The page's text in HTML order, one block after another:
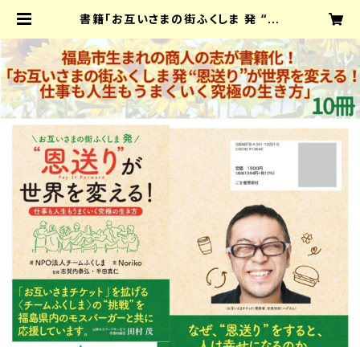
書籍「お互いさまの街ふくしま 発 “恩
うまくいく究極の生き方」 10冊 | N
PO法人チームふくしまオフィシャルネ
ットショップ